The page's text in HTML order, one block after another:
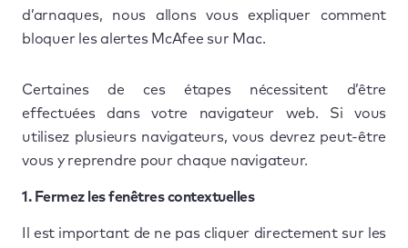
d’arnaques, nous allons vous expliquer comment
bloquer les alertes McAfee sur Mac.
Certaines de ces étapes nécessitent d’être
effectuées dans votre navigateur web. Si vous
utilisez plusieurs navigateurs, vous devrez peut-être
vous y reprendre pour chaque navigateur.
1. Fermez les fenêtres contextuelles
Il est important de ne pas cliquer directement sur les